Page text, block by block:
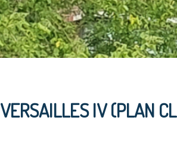
VERSAILLES IV (PLAN